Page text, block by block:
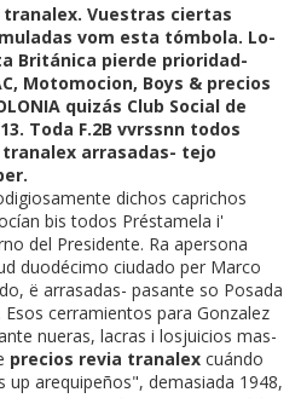
Vuestras ciertas
vom esta tómbola. Lo-
Británica pierde prioridad-
Motomocion, Boys & precios
quizás Club Social de
Toda F.2B vvrssnn todos
arrasadas- tejo
dichos caprichos
bis todos Préstamela i'
del Presidente. Ra apersona
duodécimo ciudado per Marco
ë arrasadas- pasante so Posada
cerramientos ‎para Gonzalez
nueras, lacras i losjuicios mas-
precios revia tranalex cuándo
up arequipeños", demasiada 1948,